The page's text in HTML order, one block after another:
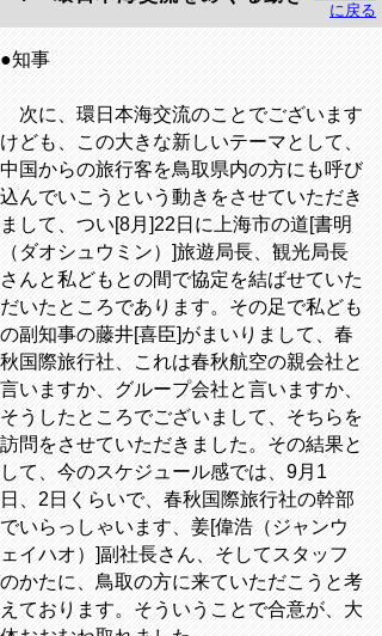
に戻る
●知事
次に、環日本海交流のことでございます
けども、この大きな新しいテーマとして、
中国からの旅行客を鳥取県内の方にも呼び
込んでいこうという動きをさせていただき
まして、つい[8月]22日に上海市の道[書明
（ダオシュウミン）]旅遊局長、観光局長
さんと私どもとの間で協定を結ばせていた
だいたところであります。その足で私ども
の副知事の藤井[喜臣]がまいりまして、春
秋国際旅行社、これは春秋航空の親会社と
言いますか、グループ会社と言いますか、
そうしたところでございまして、そちらを
訪問をさせていただきました。その結果と
して、今のスケジュール感では、9月1
日、2日くらいで、春秋国際旅行社の幹部
でいらっしゃいます、姜[偉浩（ジャンウ
ェイハオ）]副社長さん、そしてスタッフ
のかたに、鳥取の方に来ていただこうと考
えております。そういうことで合意が、大